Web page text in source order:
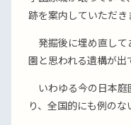
跡を案内していただき
発掘後に埋め直して
園と思われる遺構が出
いわゆる今の日本庭
り、全国的にも例のな